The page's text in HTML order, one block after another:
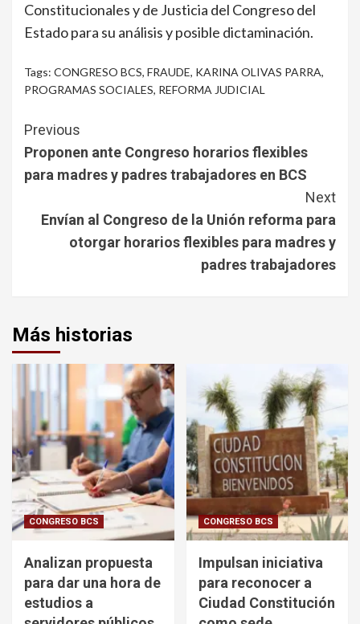
Constitucionales y de Justicia del Congreso del
Estado para su análisis y posible dictaminación.
Tags: CONGRESO BCS, FRAUDE, KARINA OLIVAS PARRA,
PROGRAMAS SOCIALES, REFORMA JUDICIAL
Continue
Reading
Previous
Proponen ante Congreso horarios flexibles
para madres y padres trabajadores en BCS
Next
Envían al Congreso de la Unión reforma para
otorgar horarios flexibles para madres y
padres trabajadores
Más historias
CONGRESO BCS
Analizan propuesta
para dar una hora de
estudios a
CONGRESO BCS
Impulsan iniciativa
para reconocer a
Ciudad Constitución